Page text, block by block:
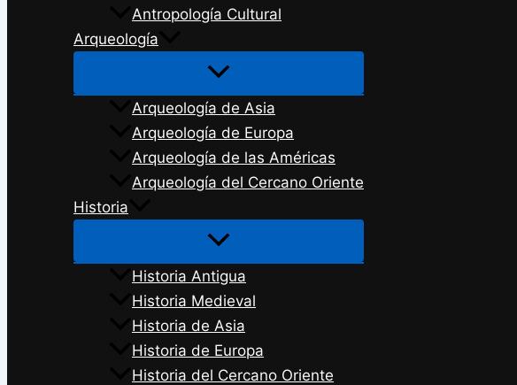
Antropología Cultural
Arqueología
Arqueología de Asia
Arqueología de Europa
Arqueología de las Américas
Arqueología del Cercano Oriente
Historia
Historia Antigua
Historia Medieval
Historia de Asia
Historia de Europa
Historia del Cercano Oriente